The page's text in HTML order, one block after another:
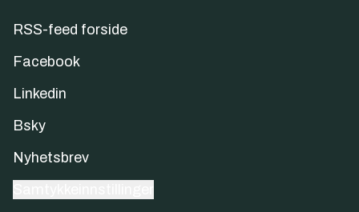
RSS-feed forside
Facebook
Linkedin
Bsky
Nyhetsbrev